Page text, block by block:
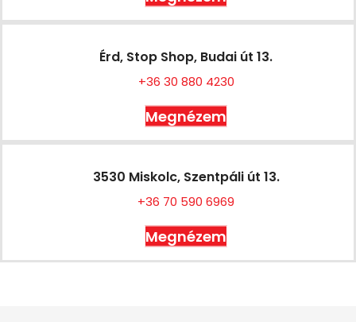
Érd, Stop Shop, Budai út 13.
+36 30 880 4230
Megnézem
3530 Miskolc, Szentpáli út 13.
+36 70 590 6969
Megnézem